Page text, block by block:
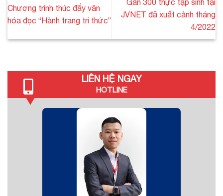
Chương trình thúc đẩy văn
hóa đọc “Hành trang tri thức”
Gần 300 thực tập sinh tại
JVNET đã xuất cảnh tháng
4/2022
LIÊN HỆ NGAY
HOTLINE